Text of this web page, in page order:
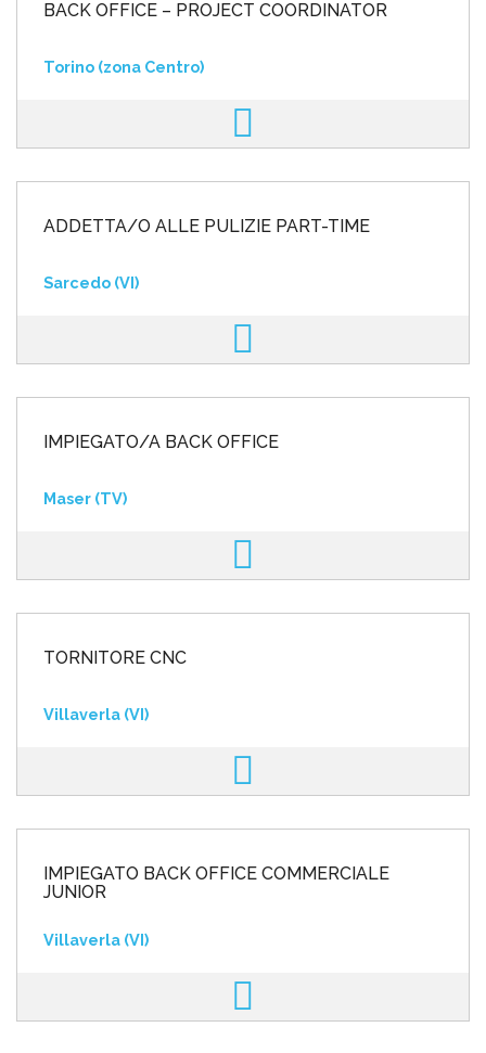
BACK OFFICE – PROJECT COORDINATOR
Torino (zona Centro)
ADDETTA/O ALLE PULIZIE PART-TIME
Sarcedo (VI)
IMPIEGATO/A BACK OFFICE
Maser (TV)
TORNITORE CNC
Villaverla (VI)
IMPIEGATO BACK OFFICE COMMERCIALE
JUNIOR
Villaverla (VI)